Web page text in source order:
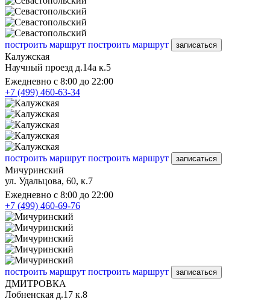
построить маршрут построить маршрут записаться
Калужская
Научный проезд д.14а к.5
Ежедневно с 8:00 до 22:00
+7 (499) 460-63-34
построить маршрут построить маршрут записаться
Мичуринский
ул. Удальцова, 60, к.7
Ежедневно с 8:00 до 22:00
+7 (499) 460-69-76
построить маршрут построить маршрут записаться
ДМИТРОВКА
Лобненская д.17 к.8